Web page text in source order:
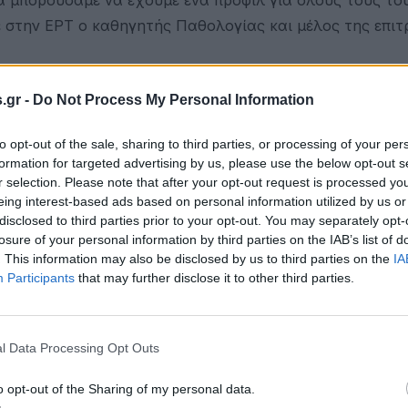
- Do Not Process My Personal Information
opt-out of the sale, sharing to third parties, or processing of your
for targeted advertising by us, please use the below opt-out
selection. Please note that after your opt-out request is processed
interest-based ads based on personal information utilized by us
to third parties prior to your opt-out. You may separately
of your personal information by third parties on the IAB’s list of
This information may also be disclosed by us to third parties on the
Participants that may further disclose it to other third parties.
Data Processing Opt Outs
opt-out of the Sharing of my personal data.
ΕΡΤ ο καθηγητής Παθολογίας και μέλος της
χώρες θα γίνονται δειγματοληπτικοί
μαίνεται, οι έλεγχοι θα είναι περισσότεροι.
ο κ. Γώγος εξήγησε ότι υπάρχουν τρία στάδια.
νησί
θα φτάσουμε σε αυτό το σημείο, αν τηρηθούν αυτά
για ένα νησί.